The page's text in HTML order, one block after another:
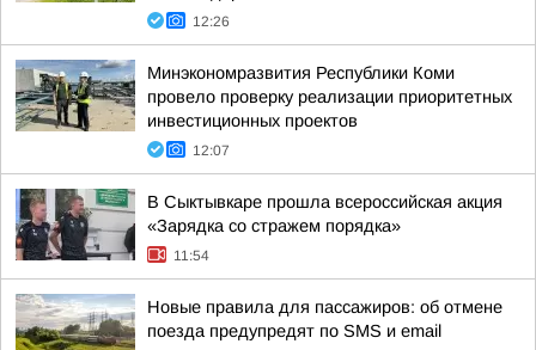
12:26
Минэкономразвития Республики Коми
провело проверку реализации приоритетных
инвестиционных проектов
12:07
В Сыктывкаре прошла всероссийская акция
«Зарядка со стражем порядка»
11:54
Новые правила для пассажиров: об отмене
поезда предупредят по SMS и email